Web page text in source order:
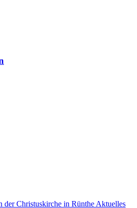
der Christuskirche in Rünthe Aktuelles